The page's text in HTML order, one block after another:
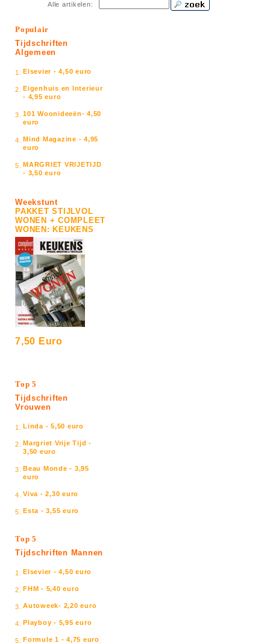
Alle artikelen:
Populair
Tijdschriften
Algemeen
1. Elsevier - 4,50 euro
2. Eigenhuis en Interieur
- 4,95 euro
3. 101 Woonideeën- 4,50
euro
4. Mind Magazine - 4,95
euro
5. MARGRIET VRIJETIJD
- 3,50 euro
Weekstunt
PAKKET STIJLVOL
WONEN + COMPLEET
WONEN: KEUKENS
7,50 Euro
Top 5
Tijdschriften
Vrouwen
1. Linda - 5,50 euro
2. Margriet Vrije Tijd -
3,50 euro
3. Beau Monde - 3,95
euro
4. Viva - 2,30 euro
5. Esta - 3,55 euro
Top 5
Tijdschriften Mannen
1. Elsevier - 4,50 euro
2. FHM - 5,40 euro
3. Autoweek- 2,20 euro
4. Playboy - 5,95 euro
5. Formule 1 - 4,75 euro